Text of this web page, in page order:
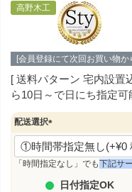
高野木工
[会員登録にて次回お買い物か
送料パターン 宅内設置
ら10日～で日にち指定可
配送選択
(
必
須
「時間指定なし」でも下記サ
日付指定OK